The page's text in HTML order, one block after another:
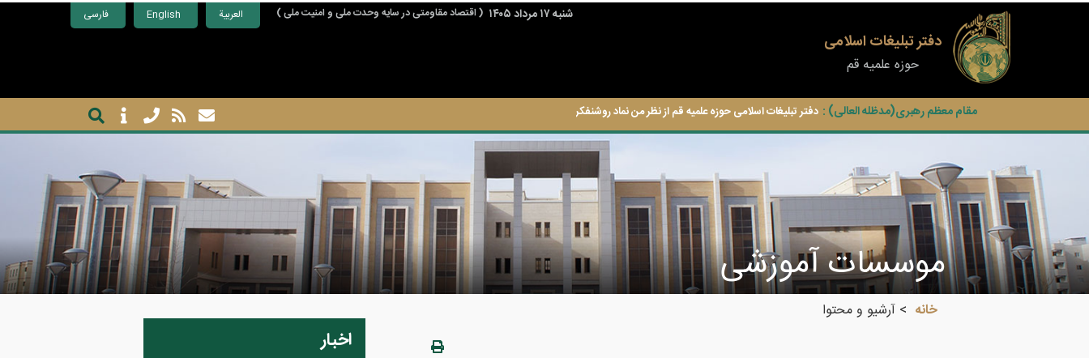
فارسی English العربية شنبه ۱۷ مرداد ۱۴۰۵ ( اقتصاد مقاومتی در سایه وحدت ملی و امنیت ملی )
دفتر تبلیغات اسلامی
حوزه علمیه قم
مقام معظم رهبری(مدظله العالی) : دفتر تبلیغات اسلامی حوزه علمیه قم از نظر من نماد روشنفکری حوزه است.
موسسات آموزشی
خانه آرشیو و محتوا
اخبار